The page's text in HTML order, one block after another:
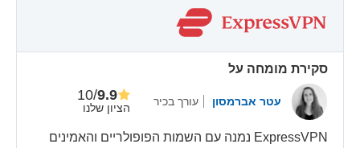
סקירת מומחה על
עטר אברמסון עורך בכיר הציון שלנו
9.9
/10
ExpressVPN נמנה עם השמות הפופולריים והאמינים